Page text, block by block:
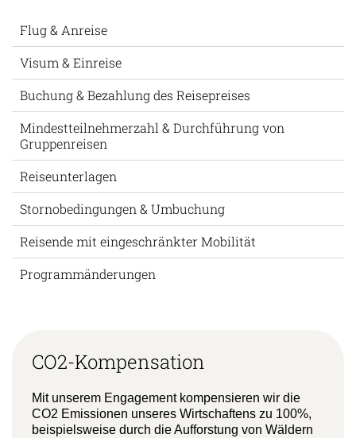
Flug & Anreise
Visum & Einreise
Buchung & Bezahlung des Reisepreises
Mindestteilnehmerzahl & Durchführung von
Gruppenreisen
Reiseunterlagen
Stornobedingungen & Umbuchung
Reisende mit eingeschränkter Mobilität
Programmänderungen
CO2-Kompensation
Mit unserem Engagement kompensieren wir die
CO2 Emissionen unseres Wirtschaftens zu 100%,
beispielsweise durch die Aufforstung von Wäldern